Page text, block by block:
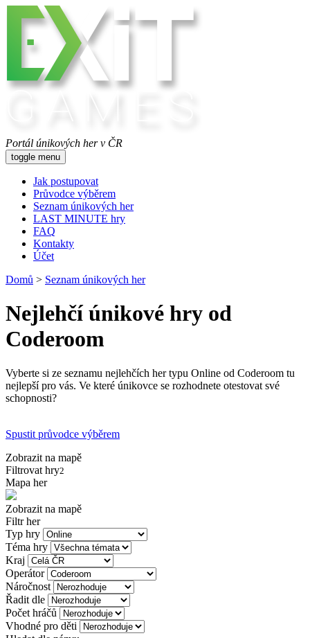
Portál únikových her v ČR
toggle menu
Jak postupovat
Průvodce výběrem
Seznam únikových her
LAST MINUTE hry
FAQ
Kontakty
Účet
Domů > Seznam únikových her
Nejlehčí únikové hry od
Coderoom
Vyberte si ze seznamu nejlehčích her typu Online od Coderoom tu
nejlepší pro vás. Ve které únikovce se rozhodnete otestovat své
schopnosti?
Spustit průvodce výběrem
Zobrazit na mapě
Filtrovat hry2
Mapa her
Zobrazit na mapě
Filtr her
Typ hry
Téma hry
Kraj
Operátor
Náročnost
Řadit dle
Počet hráčů
Vhodné pro děti